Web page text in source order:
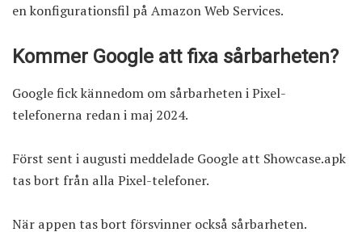
en konfigurationsfil på Amazon Web Services.
Kommer Google att fixa sårbarheten?
Google fick kännedom om sårbarheten i Pixel-
telefonerna redan i maj 2024.
Först sent i augusti meddelade Google att Showcase.apk
tas bort från alla Pixel-telefoner.
När appen tas bort försvinner också sårbarheten.